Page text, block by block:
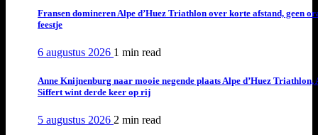
Fransen domineren Alpe d’Huez Triathlon over korte afstand, geen
feestje
6 augustus 2026 1 min read
Anne Knijnenburg naar mooie negende plaats Alpe d’Huez Triathlon,
Siffert wint derde keer op rij
5 augustus 2026 2 min read